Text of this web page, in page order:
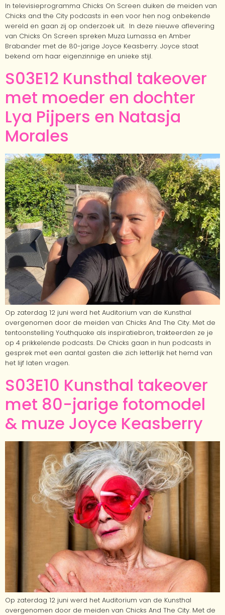
In televisieprogramma Chicks On Screen duiken de meiden van
Chicks and the City podcasts in een voor hen nog onbekende
wereld en gaan zij op onderzoek uit. In deze nieuwe aflevering
van Chicks On Screen spreken Muza Lumassa en Amber
Brabander met de 80-jarige Joyce Keasberry. Joyce staat
bekend om haar eigenzinnige en unieke stijl.
S03E12 Kunsthal takeover
met moeder en dochter
Lya Pijpers en Natasja
Morales
Op zaterdag 12 juni werd het Auditorium van de Kunsthal
overgenomen door de meiden van Chicks And The City. Met de
tentoonstelling Youthquake als inspiratiebron, trakteerden ze je
op 4 prikkelende podcasts. De Chicks gaan in hun podcasts in
gesprek met een aantal gasten die zich letterlijk het hemd van
het lijf laten vragen.
S03E10 Kunsthal takeover
met 80-jarige fotomodel
& muze Joyce Keasberry
Op zaterdag 12 juni werd het Auditorium van de Kunsthal
overgenomen door de meiden van Chicks And The City. Met de